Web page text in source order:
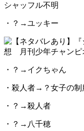
シャッフル不明
・？→ユッキー
・？→イクちゃん
・殺人者→？女子の
・？→殺人者
・？→八千穂